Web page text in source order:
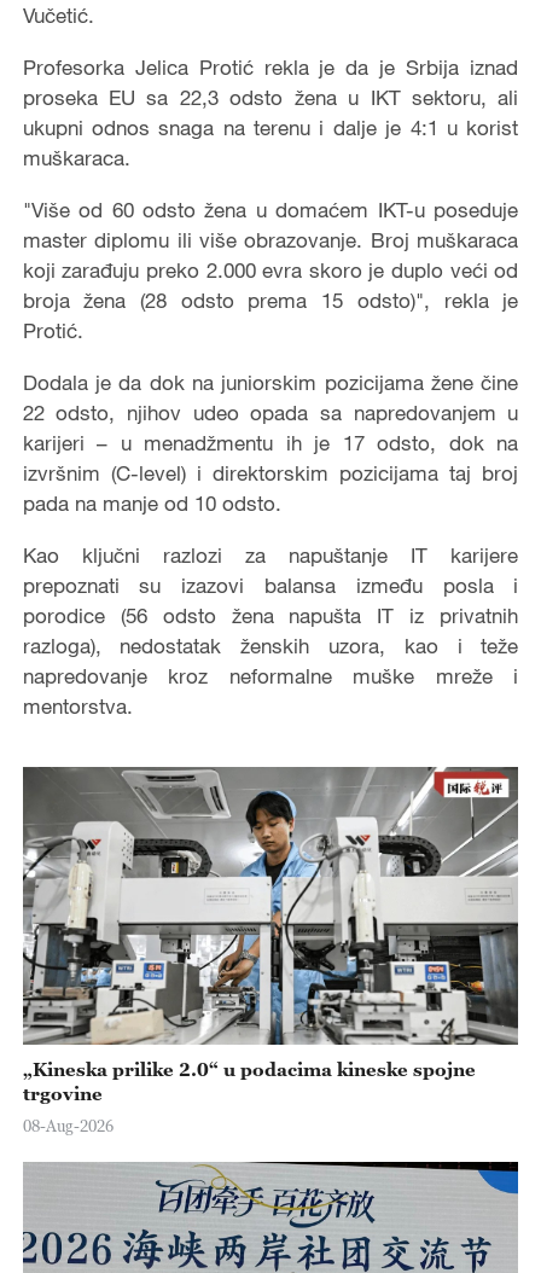
Vučetić.
Profesorka Jelica Protić rekla je da je Srbija iznad
proseka EU sa 22,3 odsto žena u IKT sektoru, ali
ukupni odnos snaga na terenu i dalje je 4:1 u korist
muškaraca.
"Više od 60 odsto žena u domaćem IKT-u poseduje
master diplomu ili više obrazovanje. Broj muškaraca
koji zarađuju preko 2.000 evra skoro je duplo veći od
broja žena (28 odsto prema 15 odsto)", rekla je
Protić.
Dodala je da dok na juniorskim pozicijama žene čine
22 odsto, njihov udeo opada sa napredovanjem u
karijeri – u menadžmentu ih je 17 odsto, dok na
izvršnim (C-level) i direktorskim pozicijama taj broj
pada na manje od 10 odsto.
Kao ključni razlozi za napuštanje IT karijere
prepoznati su izazovi balansa između posla i
porodice (56 odsto žena napušta IT iz privatnih
razloga), nedostatak ženskih uzora, kao i teže
napredovanje kroz neformalne muške mreže i
mentorstva.
„Kineska prilike 2.0“ u podacima kineske spojne
trgovine
08-Aug-2026